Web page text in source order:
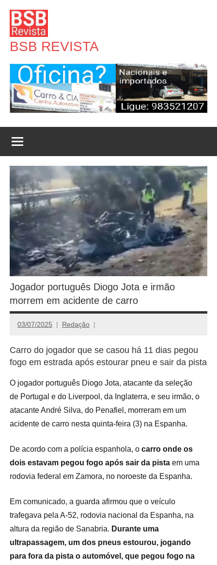
para
conteúdo
BSB REVISTA
Jogador português Diogo Jota e irmão
morrem em acidente de carro
03/07/2025 Redação
Carro do jogador que se casou há 11 dias pegou
fogo em estrada após estourar pneu e sair da pista
O jogador português Diogo Jota, atacante da seleção
de Portugal e do Liverpool, da Inglaterra, e seu irmão, o
atacante André Silva, do Penafiel, morreram em um
acidente de carro nesta quinta-feira (3) na Espanha.
De acordo com a polícia espanhola, o carro onde os
dois estavam pegou fogo após sair da pista em uma
rodovia federal em Zamora, no noroeste da Espanha.
Em comunicado, a guarda afirmou que o veículo
trafegava pela A-52, rodovia nacional da Espanha, na
altura da região de Sanabria. Durante uma
ultrapassagem, um dos pneus estourou, jogando
para fora da pista o automóvel, que pegou fogo na